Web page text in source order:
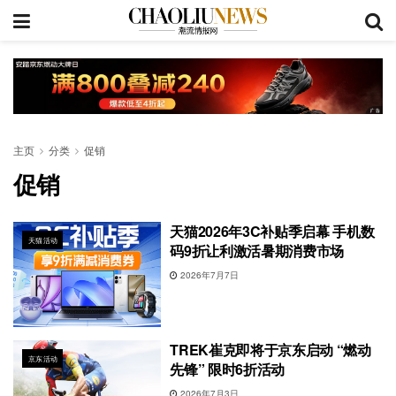
主页 分类 促销
促销
天猫活动
天猫2026年3C补贴季启幕 手机数
码9折让利激活暑期消费市场
2026年7月7日
京东活动
TREK崔克即将于京东启动 “燃动
先锋” 限时6折活动